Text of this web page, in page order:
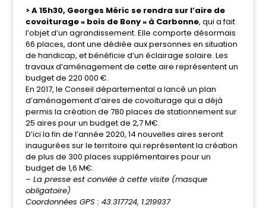
> A 15h30, Georges Méric se rendra sur l’aire de
covoiturage « bois de Bony » à Carbonne, qui a fait
l’objet d’un agrandissement. Elle comporte désormais
66 places, dont une dédiée aux personnes en situation
de handicap, et bénéficie d’un éclairage solaire. Les
travaux d’aménagement de cette aire représentent un
budget de 220 000 €.
En 2017, le Conseil départemental a lancé un plan
d’aménagement d’aires de covoiturage qui a déjà
permis la création de 780 places de stationnement sur
25 aires pour un budget de 2,7 M€.
D’ici la fin de l’année 2020, 14 nouvelles aires seront
inaugurées sur le territoire qui représentent la création
de plus de 300 places supplémentaires pour un
budget de 1,6 M€.
– La presse est conviée à cette visite (masque
obligatoire)
Coordonnées GPS : 43.317724, 1.219937